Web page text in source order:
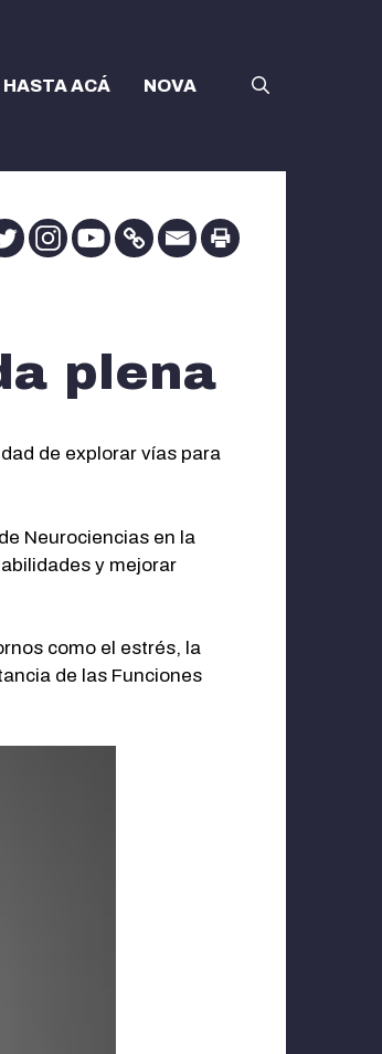
HASTA ACÁ NOVA
plena
de explorar vías para
Neurociencias en la
y mejorar
como el estrés, la
de las Funciones